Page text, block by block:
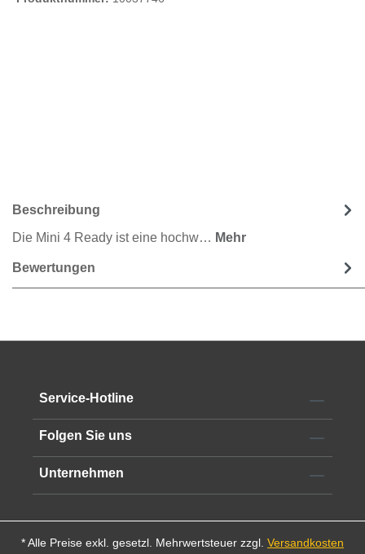
Beschreibung
Die Mini 4 Ready ist eine hochw… Mehr
Bewertungen
Service-Hotline
Folgen Sie uns
Unternehmen
* Alle Preise exkl. gesetzl. Mehrwertsteuer zzgl. Versandkosten